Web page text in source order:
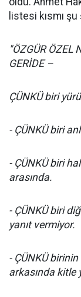
listesi kısmı
"ÖZGÜR ÖZEL
GERİDE –
ÇÜNKÜ biri
- ÇÜNKÜ biri
- ÇÜNKÜ biri
arasında.
- ÇÜNKÜ biri
yanıt vermiyor.
- ÇÜNKÜ
arkasında kitle